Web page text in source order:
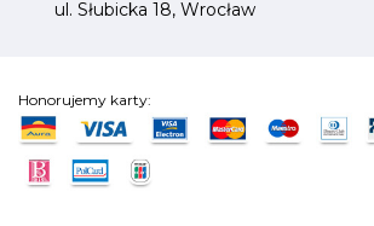
ul. Słubicka 18, Wrocław
Honorujemy karty: